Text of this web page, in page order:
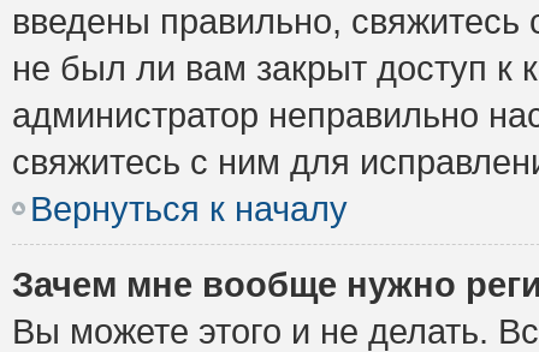
введены правильно,
не был ли вам закрыт доступ к
администратор неправильно
свяжитесь с ним для
Вернуться к началу
Зачем мне вообще нужно
Вы можете этого и не делать.